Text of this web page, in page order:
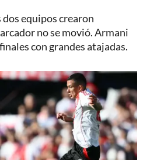
equipos crearon
no se movió. Armani
con grandes atajadas.